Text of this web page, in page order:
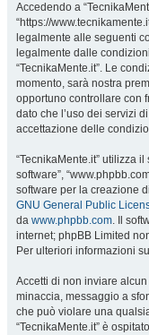
Accedendo a
“https://
legalmente alle seguenti
legalmente dalle
“TecnikaMente.it”. Le
momento, sarà nostra
opportuno controllare con
dato che l’uso dei servizi
accettazione delle
“TecnikaMente.it” utilizza
software”,
software per la creazione
GNU General Public
da www.phpbb.com. Il
internet; phpBB Limited
Per ulteriori informazioni
Accetti di non inviare
minaccia, messaggio a
che può violare una
“TecnikaMente.it” è